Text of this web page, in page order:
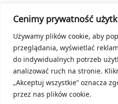
Cenimy prywatność
Używamy plików cookie, aby
przeglądania, wyświetlać
do indywidualnych potrzeb
analizować ruch na stronie.
„Akceptuj wszystkie” oznacza
przez nas plików cookie.